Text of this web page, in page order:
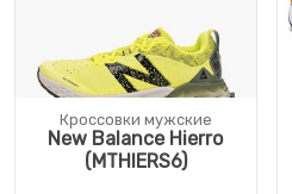
Кроссовки мужские
New Balance Hierro
(MTHIERS6)